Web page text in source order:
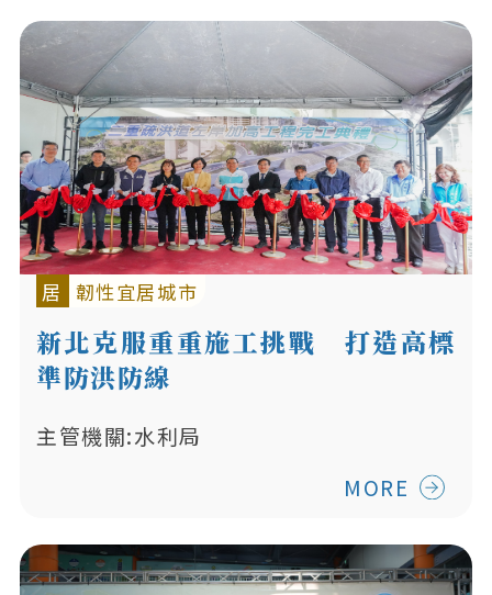
居 韌性宜居城市
新北克服重重施工挑戰 打造高標
準防洪防線
主管機關:水利局
MORE